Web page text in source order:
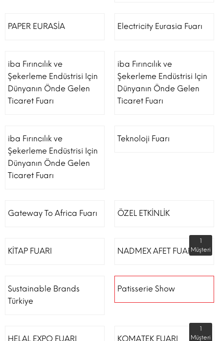
PAPER EURASİA Electricity Eurasia Fuarı
iba Fırıncılık ve
Şekerleme Endüstrisi Için
Dünyanın Önde Gelen
Ticaret Fuarı
iba Fırıncılık ve
Şekerleme Endüstrisi Için
Dünyanın Önde Gelen
Ticaret Fuarı
iba Fırıncılık ve
Şekerleme Endüstrisi Için
Dünyanın Önde Gelen
Ticaret Fuarı
Teknoloji Fuarı
Gateway To Africa Fuarı ÖZEL ETKİNLİK
KİTAP FUARI NADMEX AFET FUARI
1
Müşteri
Sustainable Brands
Türkiye
Patisserie Show
HELAL EXPO FUARI KOMATEK FUARI
1
Müşteri